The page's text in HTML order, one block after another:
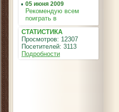
▪ 05 июня 2009
Рекомендую всем
поиграть в
СТАТИСТИКА
Просмотров: 12307
Посетителей: 3113
Подробности